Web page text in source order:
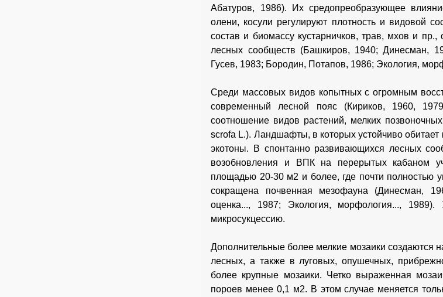
Абатуров, 1986). Их средопреобразующее
олени, косули регулируют плотность и видовой
состав и биомассу кустарничков, трав, мхов и
лесных сообществ (Башкиров, 1940; Динесман,
Гусев, 1983; Бородин, Потапов, 1986; Экология,
Среди массовых видов копытных с огромным
современный лесной пояс (Кириков, 1960,
соотношение видов растений, мелких
scrofa L.). Ландшафты, в которых устойчиво
экотоны. В спонтанно развивающихся лесных
возобновления и ВПК на перерытых кабаном
площадью 20-30 м2 и более, где почти полностью
сокращена почвенная мезофауна (Динесман,
оценка..., 1987; Экология, морфология..., 1989).
микросукцессию.
Дополнительные более мелкие мозаики создаются
лесных, а также в луговых, опушечных,
более крупные мозаики. Четко выраженная
пороев менее 0,1 м2. В этом случае меняется